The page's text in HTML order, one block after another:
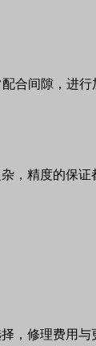
合间隙，进
，精度的保
，修理费用